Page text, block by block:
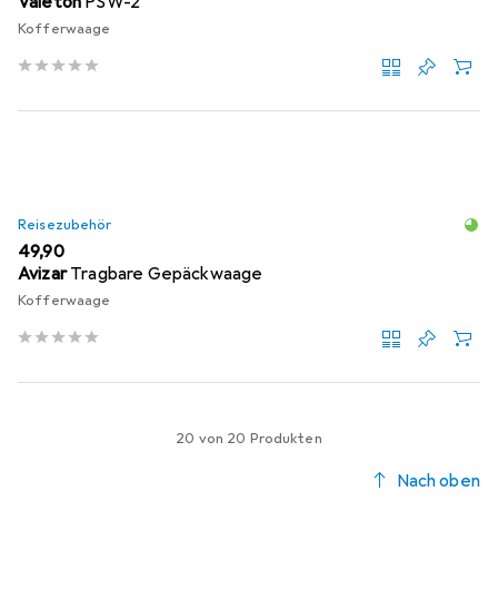
Kofferwaage
Reisezubehör
EUR
49,90
Avizar Tragbare Gepäckwaage
Kofferwaage
20 von 20 Produkten
Nach oben